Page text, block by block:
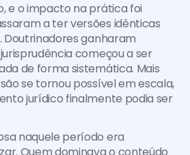
e o impacto na prática foi
a ter versões idênticas
ganharam
começou a ser
de forma sistemática. Mais
se tornou possível em escala,
jurídico finalmente podia ser
naquele período era